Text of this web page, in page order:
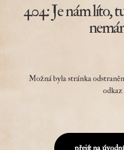
404: Je nám líto,
Možná byla stránka
odkaz
přejít na